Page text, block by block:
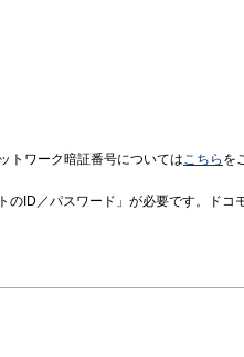
トワーク暗証番号についてはこちら を
のID／パスワード」が必要です。ドコ